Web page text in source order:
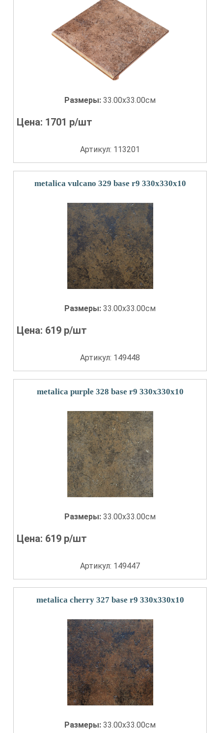
Размеры: 33.00x33.00см
Цена: 1701 р/шт
Артикул: 113201
metalica vulcano 329 base r9 330x330x10
Размеры: 33.00x33.00см
Цена: 619 р/шт
Артикул: 149448
metalica purple 328 base r9 330x330x10
Размеры: 33.00x33.00см
Цена: 619 р/шт
Артикул: 149447
metalica cherry 327 base r9 330x330x10
Размеры: 33.00x33.00см